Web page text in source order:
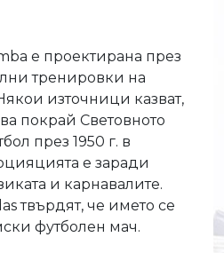
e проектирана през
тренировки на
източници казват,
покрай Световното
през 1950 г. в
е заради
и карнавалите.
твърдят, че името се
футболен мач.